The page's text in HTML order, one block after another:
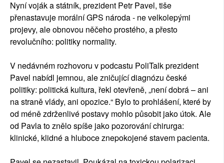
Nyní voják a státník, prezident Petr Pavel, tiše
přenastavuje morální GPS národa - ne velkolepými
projevy, ale obnovou něčeho prostého, a přesto
revolučního: politiky normality.
V nedávném rozhovoru v podcastu PoliTalk prezident
Pavel nabídl jemnou, ale zničující diagnózu české
politiky: politická kultura, řekl otevřeně, „není dobrá – ani
na straně vlády, ani opozice.“ Bylo to prohlášení, které by
od méně zdrženlivé postavy mohlo působit jako útok. Ale
od Pavla to znělo spíše jako pozorování chirurga:
klinické, klidné a hluboce znepokojené stavem pacienta.